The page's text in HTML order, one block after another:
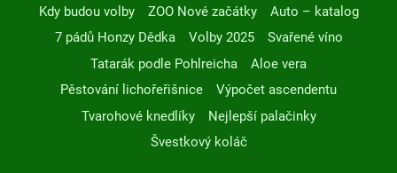
Kdy budou volby
ZOO Nové začátky
Auto – katalog
7 pádů Honzy Dědka
Volby 2025
Svařené víno
Tatarák podle Pohlreicha
Aloe vera
Pěstování lichořeřišnice
Výpočet ascendentu
Tvarohové knedlíky
Nejlepší palačinky
Švestkový koláč